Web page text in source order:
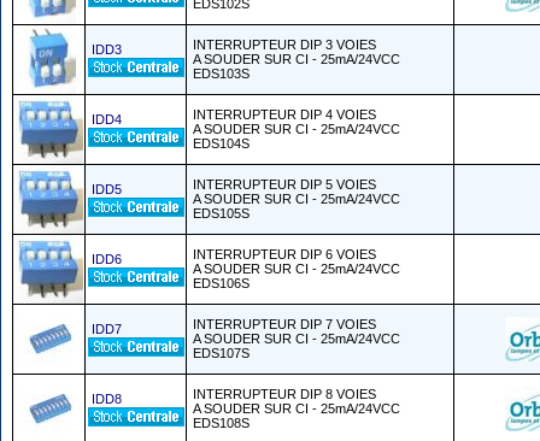
EDS102S
IDD3
INTERRUPTEUR DIP 3 VOIES
A SOUDER SUR CI - 25mA/24VCC
EDS103S
IDD4
INTERRUPTEUR DIP 4 VOIES
A SOUDER SUR CI - 25mA/24VCC
EDS104S
IDD5
INTERRUPTEUR DIP 5 VOIES
A SOUDER SUR CI - 25mA/24VCC
EDS105S
IDD6
INTERRUPTEUR DIP 6 VOIES
A SOUDER SUR CI - 25mA/24VCC
EDS106S
IDD7
INTERRUPTEUR DIP 7 VOIES
A SOUDER SUR CI - 25mA/24VCC
EDS107S
IDD8
INTERRUPTEUR DIP 8 VOIES
A SOUDER SUR CI - 25mA/24VCC
EDS108S